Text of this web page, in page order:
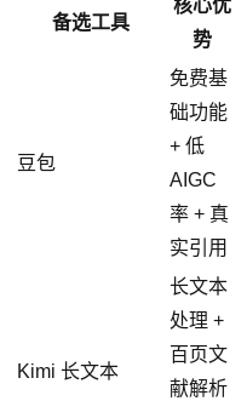
备选工具
核心优
势
豆包
免费基
础功能
+ 低
AIGC
率 + 真
实引用
Kimi 长文本
长文本
处理 +
百页文
献解析